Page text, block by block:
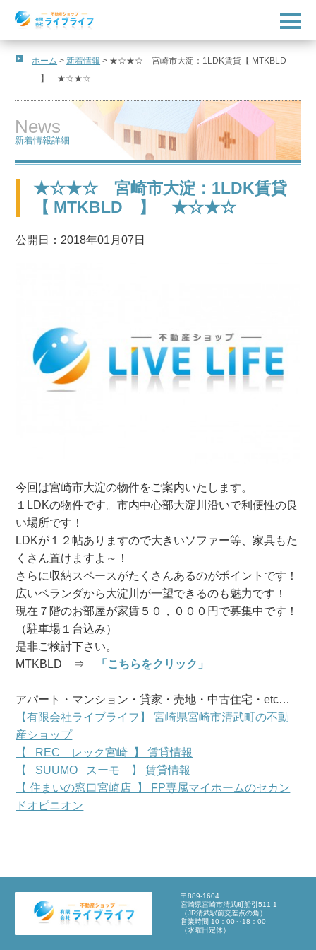
t
o
g
v
i
t
i
o
ホーム > 新着情報 > ★☆★☆ 宮崎市大淀：1LDK賃貸【 MTKBLD
】 ★☆★☆
News
新着情報詳細
★☆★☆ 宮崎市大淀：1LDK賃貸
【 MTKBLD 】 ★☆★☆
公開日：2018年01月07日
今回は宮崎市大淀の物件をご案内いたします。
１LDKの物件です。市内中心部大淀川沿いで利便性の良
い場所です！
LDKが１２帖ありますので大きいソファー等、家具もた
くさん置けますよ～！
さらに収納スペースがたくさんあるのがポイントです！
広いベランダから大淀川が一望できるのも魅力です！
現在７階のお部屋が家賃５０，０００円で募集中です！
（駐車場１台込み）
是非ご検討下さい。
MTKBLD ⇒
「こちらをクリック」
アパート・マンション・貸家・売地・中古住宅・etc…
【有限会社ライブライフ】 宮崎県宮崎市清武町の不動
産ショップ
【 REC レック宮崎 】 賃貸情報
【 SUUMO スーモ 】 賃貸情報
【 住まいの窓口宮崎店 】 FP専属マイホームのセカン
ドオピニオン
〒889-1604
宮崎県宮崎市清武町船引511-1
（JR清武駅前交差点の角）
営業時間 10：00～18：00
（水曜日定休）